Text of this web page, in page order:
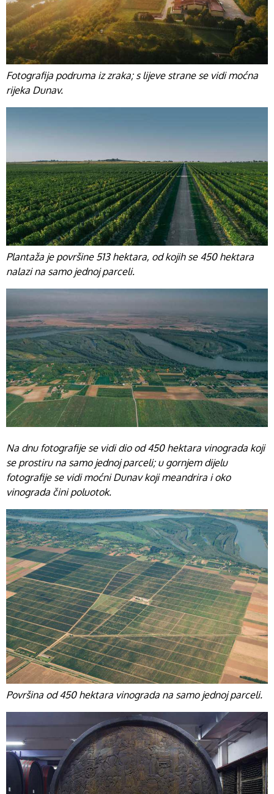
Fotografija podruma iz zraka; s lijeve strane se vidi moćna
rijeka Dunav.
Plantaža je površine 513 hektara, od kojih se 450 hektara
nalazi na samo jednoj parceli.
Na dnu fotografije se vidi dio od 450 hektara vinograda koji
se prostiru na samo jednoj parceli; u gornjem dijelu
fotografije se vidi moćni Dunav koji meandrira i oko
vinograda čini poluotok.
Površina od 450 hektara vinograda na samo jednoj parceli.